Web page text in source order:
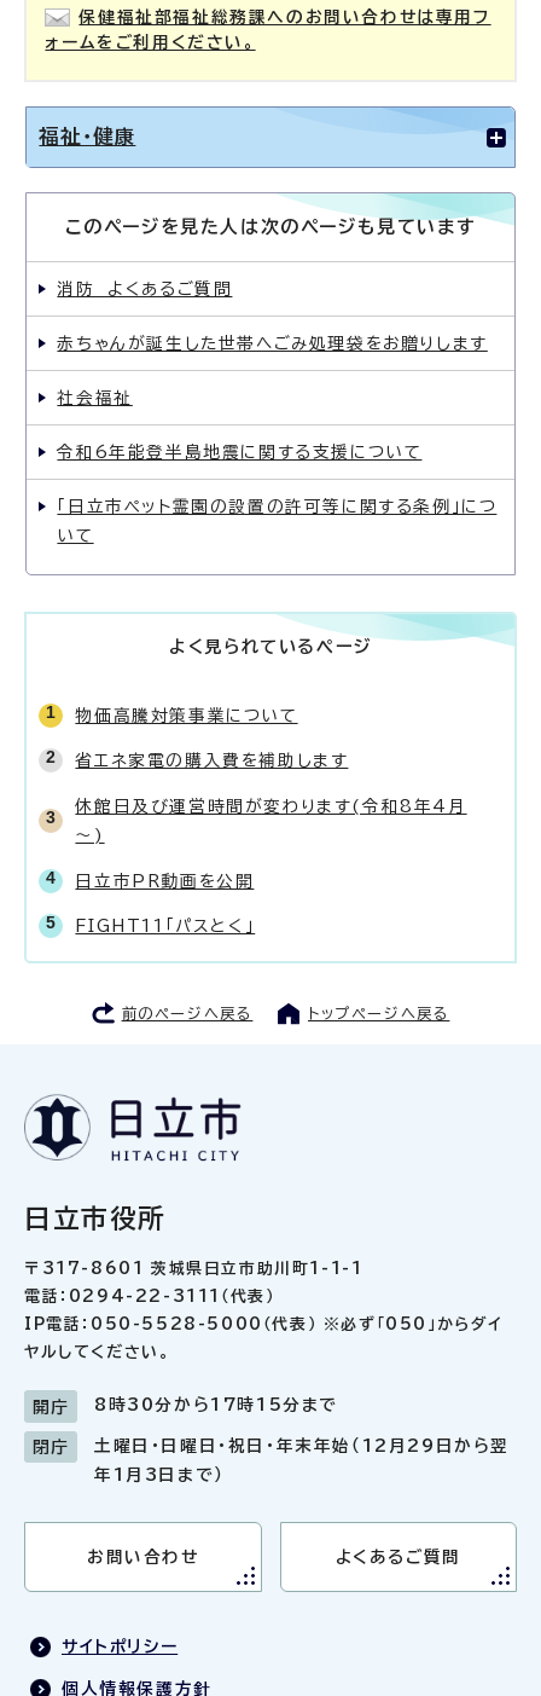
保健福祉部福祉総務課へのお問い合わせは専用フ
ォームをご利用ください。
福祉・健康
このページを見た人は次のページも見ています
消防 よくあるご質問
赤ちゃんが誕生した世帯へごみ処理袋をお贈りします
社会福祉
令和6年能登半島地震に関する支援について
「日立市ペット霊園の設置の許可等に関する条例」につ
いて
よく見られているページ
物価高騰対策事業について
省エネ家電の購入費を補助します
休館日及び運営時間が変わります(令和8年4月
～)
日立市PR動画を公開
FIGHT11「パスとく」
前のページへ戻る トップページへ戻る
日立市役所
〒317-8601 茨城県日立市助川町1-1-1
電話：0294-22-3111（代表）
IP電話：050-5528-5000（代表） ※必ず「050」からダイ
ヤルしてください。
開庁 8時30分から17時15分まで
閉庁
土曜日・日曜日・祝日・年末年始（12月29日から翌
年1月3日まで）
お問い合わせ よくあるご質問
サイトポリシー
個人情報保護方針